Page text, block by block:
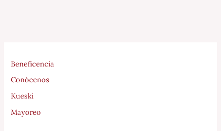
Beneficencia
Conócenos
Kueski
Mayoreo